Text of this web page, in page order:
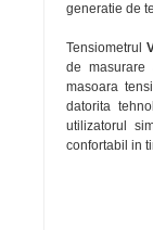
generatie de
Tensiometrul
de masurare
masoara
datorita
utilizatorul
confortabil in